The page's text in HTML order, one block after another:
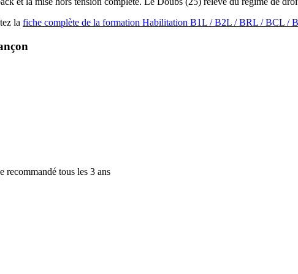
la fiche complète de la formation Habilitation B1L / B2L / BRL / BCL /
tous les 3 ans